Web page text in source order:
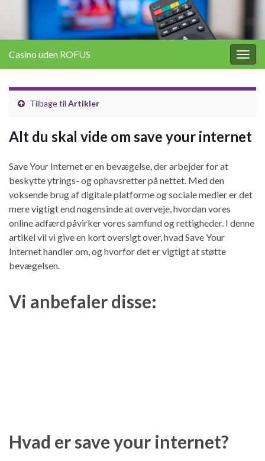
Casino uden ROFUS
Tilbage til Artikler
Alt du skal vide om save your internet
Save Your Internet er en bevægelse, der arbejder for at
beskytte ytrings- og ophavsretter på nettet. Med den
voksende brug af digitale platforme og sociale medier er det
mere vigtigt end nogensinde at overveje, hvordan vores
online adfærd påvirker vores samfund og rettigheder. I denne
artikel vil vi give en kort oversigt over, hvad Save Your
Internet handler om, og hvorfor det er vigtigt at støtte
bevægelsen.
Vi anbefaler disse:
Hvad er save your internet?